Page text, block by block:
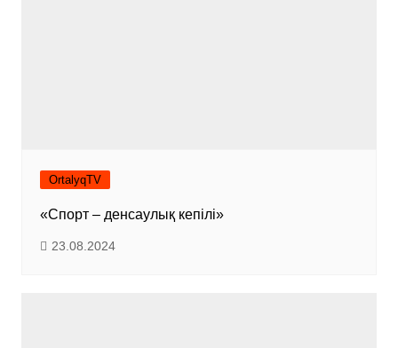
OrtalyqTV
«Спорт – денсаулық кепілі»
23.08.2024